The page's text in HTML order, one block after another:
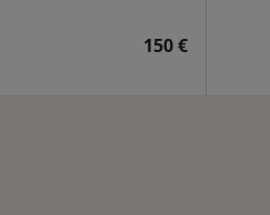
150 €